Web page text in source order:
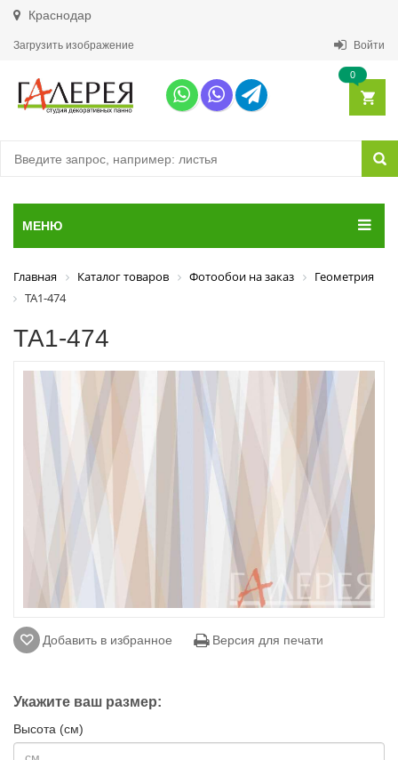
Краснодар
Загрузить изображение Войти
0
МЕНЮ
Главная Каталог товаров Фотообои на заказ
Геометрия
ТА1-474
ТА1-474
Добавить в избранное Версия для печати
Укажите ваш размер:
Высота (см)